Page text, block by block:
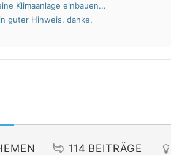
Klimaanlage einbauen...
guter Hinweis, danke.
114 BEITRÄGE